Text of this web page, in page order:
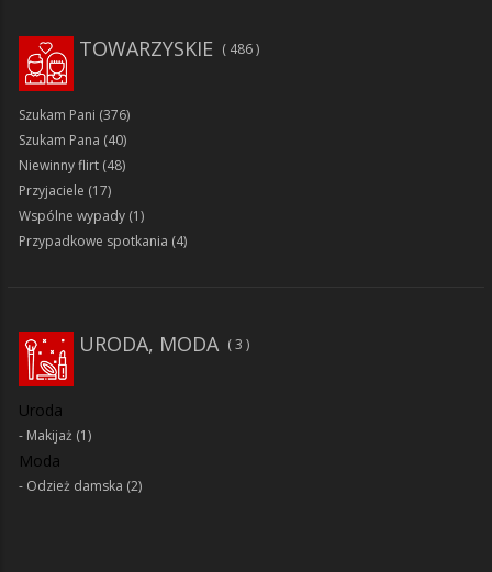
TOWARZYSKIE 486
Szukam Pani (376)
Szukam Pana (40)
Niewinny flirt (48)
Przyjaciele (17)
Wspólne wypady (1)
Przypadkowe spotkania (4)
URODA, MODA 3
Uroda
Makijaż (1)
Moda
Odzież damska (2)